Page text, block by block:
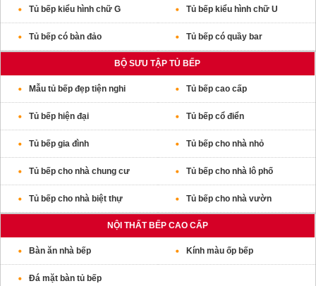
Tủ bếp kiểu hình chữ G Tủ bếp kiểu hình chữ U
Tủ bếp có bàn đảo Tủ bếp có quầy bar
BỘ SƯU TẬP TỦ BẾP
Mẫu tủ bếp đẹp tiện nghi Tủ bếp cao cấp
Tủ bếp hiện đại Tủ bếp cổ điển
Tủ bếp gia đình Tủ bếp cho nhà nhỏ
Tủ bếp cho nhà chung cư Tủ bếp cho nhà lô phố
Tủ bếp cho nhà biệt thự Tủ bếp cho nhà vườn
NỘI THẤT BẾP CAO CẤP
Bàn ăn nhà bếp Kính màu ốp bếp
Đá mặt bàn tủ bếp